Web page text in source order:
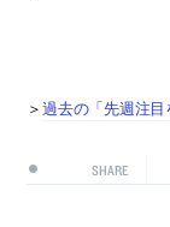
＞過去の「先週注
SHARE